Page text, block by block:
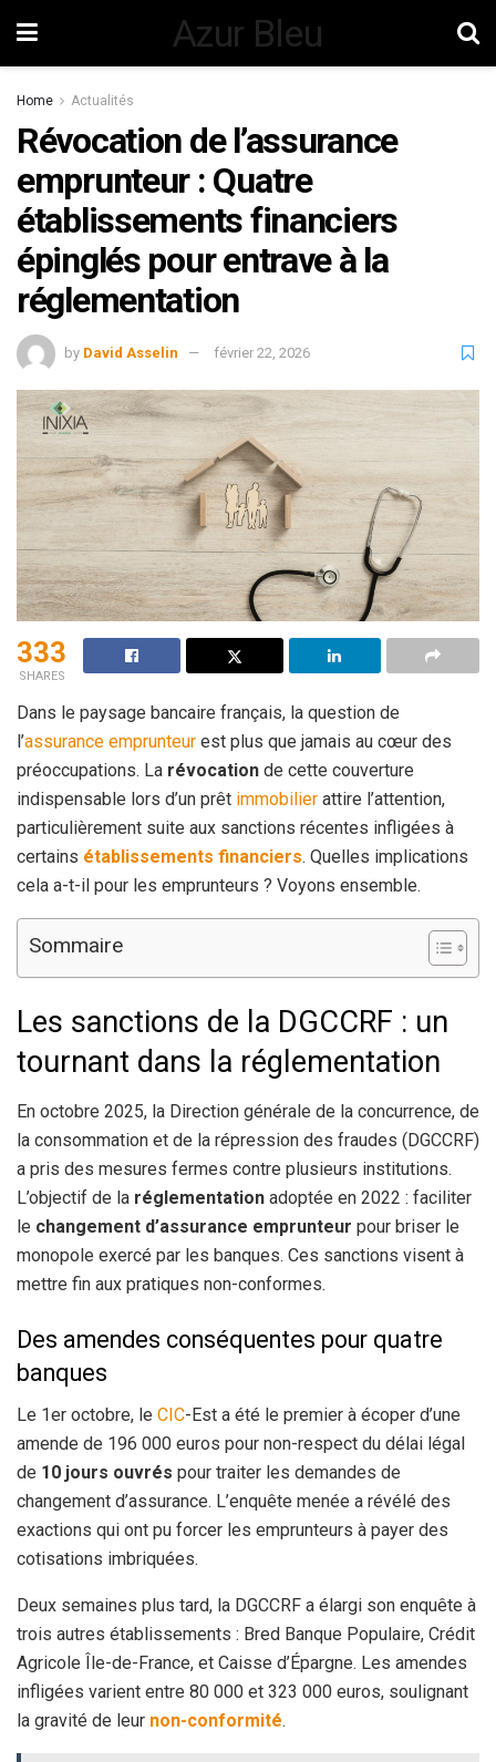
Azur Bleu
Home Actualités
Révocation de l’assurance
emprunteur : Quatre
établissements financiers
épinglés pour entrave à la
réglementation
by David Asselin février 22, 2026
333
SHARES
Dans le paysage bancaire français, la question de
l’assurance emprunteur est plus que jamais au cœur des
préoccupations. La révocation de cette couverture
indispensable lors d’un prêt immobilier attire l’attention,
particulièrement suite aux sanctions récentes infligées à
certains établissements financiers. Quelles implications
cela a-t-il pour les emprunteurs ? Voyons ensemble.
Sommaire
Les sanctions de la DGCCRF : un
tournant dans la réglementation
En octobre 2025, la Direction générale de la concurrence, de
la consommation et de la répression des fraudes (DGCCRF)
a pris des mesures fermes contre plusieurs institutions.
L’objectif de la réglementation adoptée en 2022 : faciliter
le changement d’assurance emprunteur pour briser le
monopole exercé par les banques. Ces sanctions visent à
mettre fin aux pratiques non-conformes.
Des amendes conséquentes pour quatre
banques
Le 1er octobre, le CIC-Est a été le premier à écoper d’une
amende de 196 000 euros pour non-respect du délai légal
de 10 jours ouvrés pour traiter les demandes de
changement d’assurance. L’enquête menée a révélé des
exactions qui ont pu forcer les emprunteurs à payer des
cotisations imbriquées.
Deux semaines plus tard, la DGCCRF a élargi son enquête à
trois autres établissements : Bred Banque Populaire, Crédit
Agricole Île-de-France, et Caisse d’Épargne. Les amendes
infligées varient entre 80 000 et 323 000 euros, soulignant
la gravité de leur non-conformité.